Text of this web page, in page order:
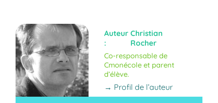
Auteur
:
Christian
Rocher
Co-responsable de
Cmonécole et parent
d’élève.
→ Profil de l’auteur